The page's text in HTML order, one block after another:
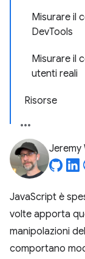
Misurare il
DevTools
Misurare il
utenti reali
Risorse
Jeremy
JavaScript è
volte apporta
manipolazioni
comportano